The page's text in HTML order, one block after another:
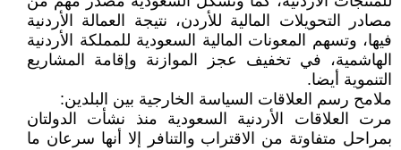
مصادر التحويلات المالية للأردن، نتيجة العمالة الأردنية
فيها، وتسهم المعونات المالية السعودية للمملكة الأردنية
الهاشمية، في تخفيف عجز الموازنة وإقامة المشاريع
التنموية أيضا.
ملامح رسم العلاقات السياسة الخارجية بين البلدين:
مرت العلاقات الأردنية السعودية منذ نشأت الدولتان
بمراحل متفاوتة من الاقتراب والتنافر إلا أنها سرعان ما